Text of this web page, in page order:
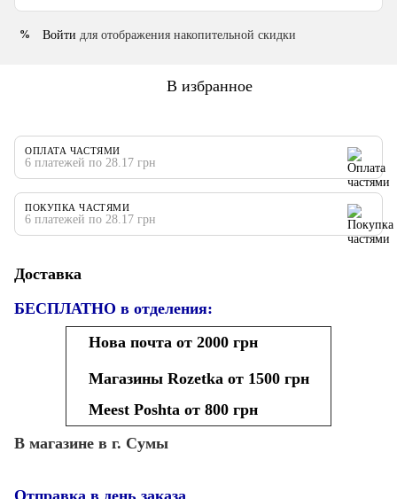
% Войти для отображения накопительной скидки
В избранное
ОПЛАТА ЧАСТЯМИ
6 платежей по 28.17 грн
ПОКУПКА ЧАСТЯМИ
6 платежей по 28.17 грн
Доставка
БЕСПЛАТНО в отделения:
Нова почта от 2000 грн
Магазины Rozetka от 1500 грн
Meest Poshta от 800 грн
В магазине в г. Сумы
Отправка в день заказа